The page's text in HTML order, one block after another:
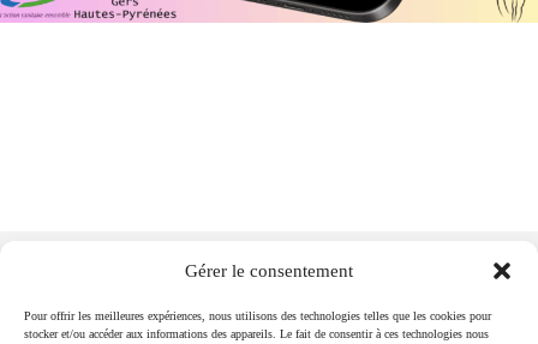
Gérer le consentement
Pour offrir les meilleures expériences, nous utilisons des technologies telles que les cookies pour
stocker et/ou accéder aux informations des appareils. Le fait de consentir à ces technologies nous